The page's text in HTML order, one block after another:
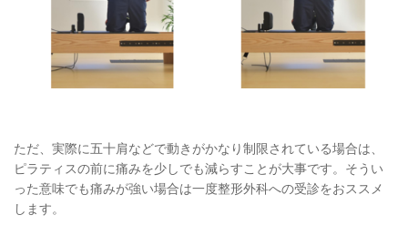
ただ、実際に五十肩などで動きがかなり制限されている場合は、
ピラティスの前に痛みを少しでも減らすことが大事です。そうい
った意味でも痛みが強い場合は一度整形外科への受診をおススメ
します。